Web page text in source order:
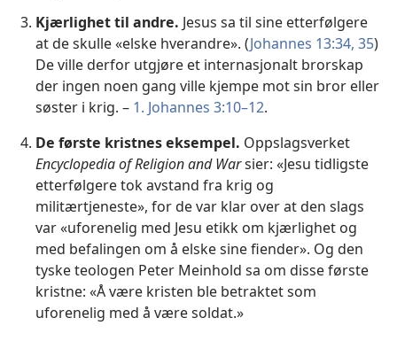
Kjærlighet til andre. Jesus sa til sine etterfølgere
at de skulle «elske hverandre». (Johannes 13:34, 35)
De ville derfor utgjøre et internasjonalt brorskap
der ingen noen gang ville kjempe mot sin bror eller
søster i krig. – 1. Johannes 3:10–12.
De første kristnes eksempel. Oppslagsverket
Encyclopedia of Religion and Warsier: «Jesu tidligste
etterfølgere tok avstand fra krig og
militærtjeneste», for de var klar over at den slags
var «uforenelig med Jesu etikk om kjærlighet og
med befalingen om å elske sine fiender». Og den
tyske teologen Peter Meinhold sa om disse første
kristne: «Å være kristen ble betraktet som
uforenelig med å være soldat.»